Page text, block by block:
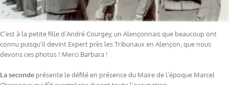
C’est à la petite fille d’André Courgey, un Alençonnais que beaucoup ont
connu puisqu’il devint Expert près les Tribunaux en Alençon, que nous
devons ces photos ! Merci Barbara !
La seconde présente le défilé en présence du Maire de l’époque Marcel